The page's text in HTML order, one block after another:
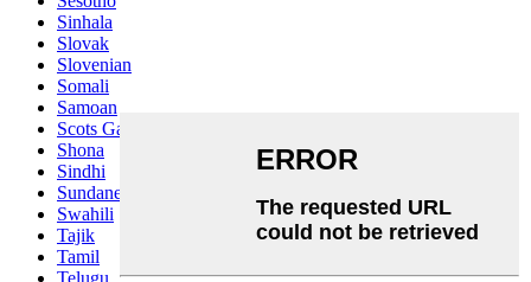
Sinhala
Slovak
Slovenian
Somali
Samoan
Scots Gaelic
Shona
Sindhi
Sundanese
Swahili
Tajik
Tamil
Telugu